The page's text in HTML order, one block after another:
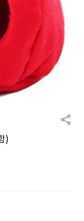
)